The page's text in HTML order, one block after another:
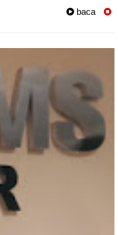
baca